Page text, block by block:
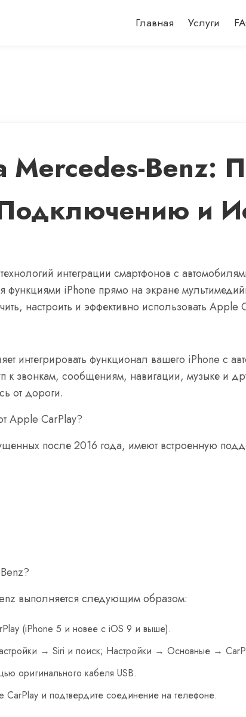
Главная Услуги
Mercedes-Benz:
Подключению и
интеграции смартфонов с
функциями iPhone прямо на экране
настроить и эффективно использовать
интегрировать функционал вашего iPhone с
к звонкам, сообщениям, навигации, музыке и
от дороги.
Apple CarPlay?
после 2016 года, имеют встроенную
выполняется следующим образом:
(iPhone 5 и новее с iOS 9 и выше).
→ Siri и поиск; Настройки → Основные →
оригинального кабеля USB.
и подтвердите соединение на телефоне.